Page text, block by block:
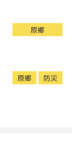
原鄉
原鄉 防災